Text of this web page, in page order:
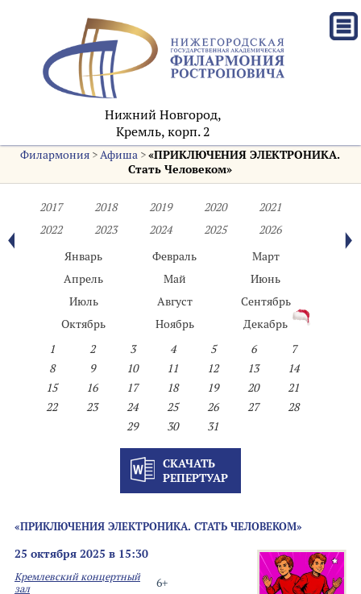
Нижний Новгород,
Кремль, корп. 2
Филармония >Афиша >«ПРИКЛЮЧЕНИЯ ЭЛЕКТРОНИКА.
Стать Человеком»
2017 2018 2019 2020
2021
2022
2023 2024 2025
2026
Январь
Февраль
Март
Апрель
Май
Июнь
Июль
Август
Сентябрь
Октябрь
Ноябрь
Декабрь
1
2 3 4 5 6
7
8
9 10 11 12 13
14
15
16 17 18 19 20
21
22
23 24 25 26 27
28
29
30 31
СКАЧАТЬ
РЕПЕРТУАР
«ПРИКЛЮЧЕНИЯ ЭЛЕКТРОНИКА. СТАТЬ ЧЕЛОВЕКОМ»
25 октября 2025 в 15:30
6+
Кремлевский концертный
зал